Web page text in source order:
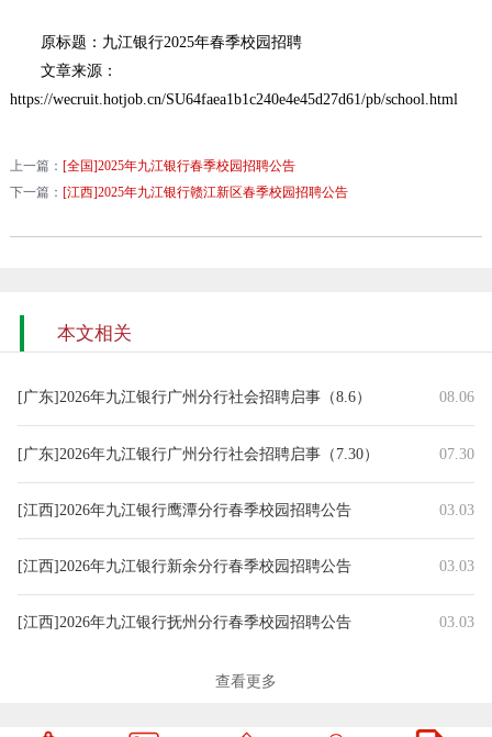
原标题：九江银行2025年春季校园招聘
文章来源：
https://wecruit.hotjob.cn/SU64faea1b1c240e4e45d27d61/pb/school.html
上一篇： [全国]2025年九江银行春季校园招聘公告
下一篇： [江西]2025年九江银行赣江新区春季校园招聘公告
本文相关
[广东]2026年九江银行广州分行社会招聘启事（8.6） 08.06
[广东]2026年九江银行广州分行社会招聘启事（7.30） 07.30
[江西]2026年九江银行鹰潭分行春季校园招聘公告 03.03
[江西]2026年九江银行新余分行春季校园招聘公告 03.03
[江西]2026年九江银行抚州分行春季校园招聘公告 03.03
[全国]2026年九江银行各分行春季校园招聘公告汇总
查看更多